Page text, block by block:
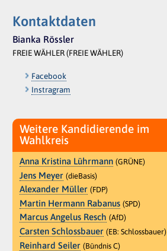
Kontaktdaten
Bianka Rössler
FREIE WÄHLER (FREIE WÄHLER)
Facebook
Instragram
Weitere Kandidierende im
Wahlkreis
Anna Kristina Lührmann (GRÜNE)
Jens Meyer (dieBasis)
Alexander Müller (FDP)
Martin Hermann Rabanus (SPD)
Marcus Angelus Resch (AfD)
Carsten Schlossbauer (EB: Schlossbauer)
Reinhard Seiler (Bündnis C)